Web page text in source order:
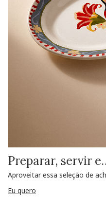
Preparar, servir
Aproveitar essa seleção de
Eu quero